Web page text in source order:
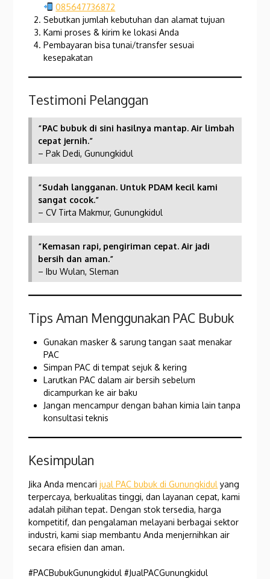
085647736872
Sebutkan jumlah kebutuhan dan alamat tujuan
Kami proses & kirim ke lokasi Anda
Pembayaran bisa tunai/transfer sesuai
kesepakatan
Testimoni Pelanggan
“PAC bubuk di sini hasilnya mantap. Air limbah
cepat jernih.”
– Pak Dedi, Gunungkidul
“Sudah langganan. Untuk PDAM kecil kami
sangat cocok.”
– CV Tirta Makmur, Gunungkidul
“Kemasan rapi, pengiriman cepat. Air jadi
bersih dan aman.”
– Ibu Wulan, Sleman
Tips Aman Menggunakan PAC Bubuk
Gunakan masker & sarung tangan saat menakar
PAC
Simpan PAC di tempat sejuk & kering
Larutkan PAC dalam air bersih sebelum
dicampurkan ke air baku
Jangan mencampur dengan bahan kimia lain tanpa
konsultasi teknis
Kesimpulan
Jika Anda mencarijual PAC bubuk di Gunungkidul yang
terpercaya, berkualitas tinggi, dan layanan cepat, kami
adalah pilihan tepat. Dengan stok tersedia, harga
kompetitif, dan pengalaman melayani berbagai sektor
industri, kami siap membantu Anda menjernihkan air
secara efisien dan aman.
#PACBubukGunungkidul #JualPACGunungkidul